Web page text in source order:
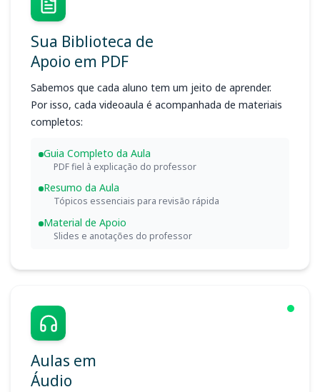
Sua Biblioteca de
Apoio em PDF
Sabemos que cada aluno tem um jeito de aprender.
Por isso, cada videoaula é acompanhada de materiais
completos:
Guia Completo da Aula
PDF fiel à explicação do professor
Resumo da Aula
Tópicos essenciais para revisão rápida
Material de Apoio
Slides e anotações do professor
Aulas em
Áudio